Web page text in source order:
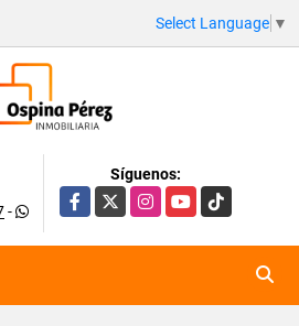
Select Language ▼
-
Síguenos:
Facebook
X InstagramYouTubeTikTok